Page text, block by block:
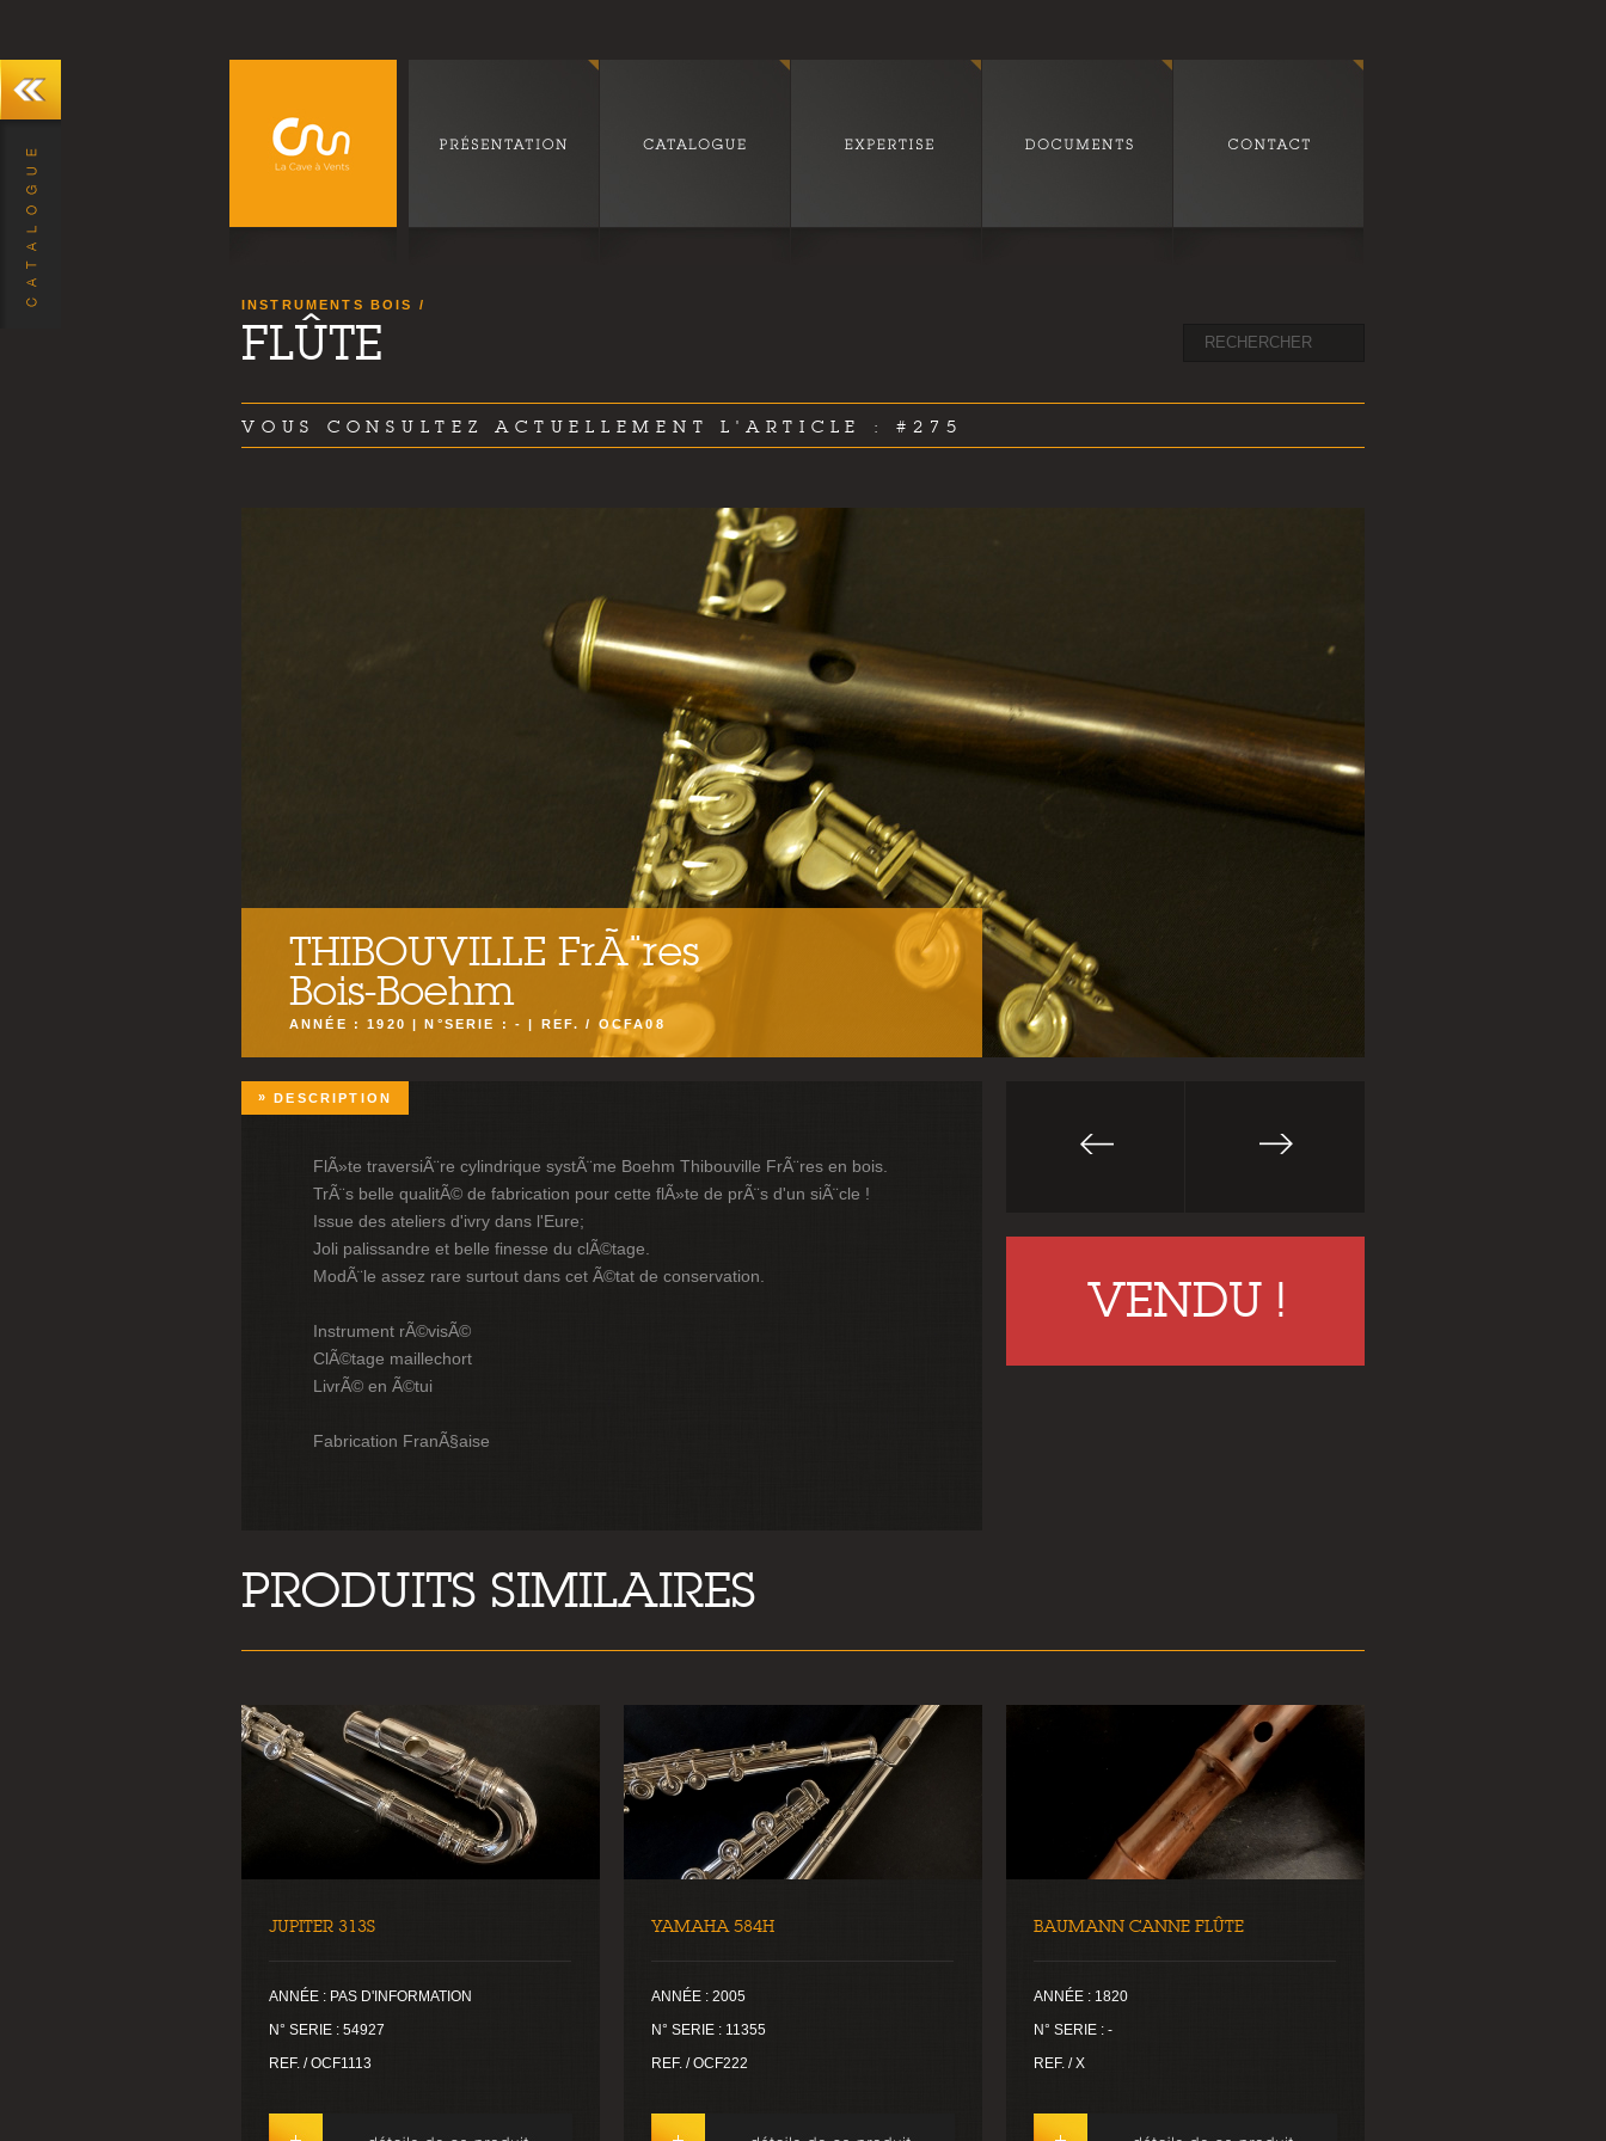
INSTRUMENTS BOIS
FLÛTE
VOUS CONSULTEZ ACTUELLEMENT L'ARTICLE : #275
THIBOUVILLE FrÃ¨res
Bois-Boehm
ANNÉE : 1920 | N°SERIE : - | REF. / OCFA08
DESCRIPTION
FlÃ»te traversiÃ¨re cylindrique systÃ¨me Boehm Thibouville FrÃ¨res en bois.
TrÃ¨s belle qualitÃ© de fabrication pour cette flÃ»te de prÃ¨s d'un siÃ¨cle !
Issue des ateliers d'ivry dans l'Eure;
Joli palissandre et belle finesse du clÃ©tage.
ModÃ¨le assez rare surtout dans cet Ã©tat de conservation.
Instrument rÃ©visÃ©
ClÃ©tage maillechort
LivrÃ© en Ã©tui
Fabrication FranÃ§aise
VENDU !
PRODUITS SIMILAIRES
JUPITER 313S
ANNÉE : PAS D'INFORMATION
N° SERIE : 54927
REF. / OCF1113
YAMAHA 584H
ANNÉE : 2005
N° SERIE : 11355
REF. / OCF222
BAUMANN CANNE FLÛTE
ANNÉE : 1820
N° SERIE : -
REF. / X